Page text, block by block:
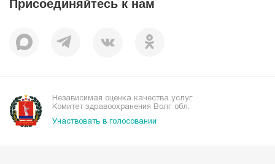
Пациентам
Независимая оценка качества услуг.
Комитет здравоохранения Волг. обл.
Участвовать в голосовании